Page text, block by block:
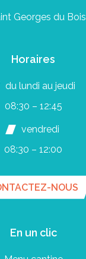
Georges du Bois
Horaires
du lundi au jeudi
08:30 – 12:45
vendredi
08:30 – 12:00
NOUS
En un clic